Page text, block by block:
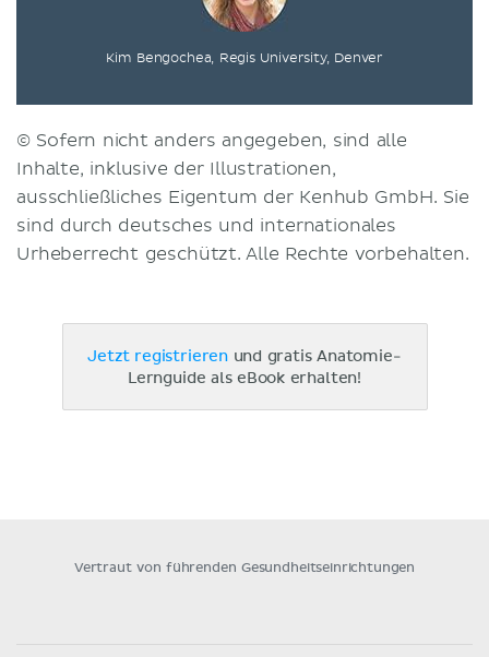
Kim Bengochea, Regis University, Denver
© Sofern nicht anders angegeben, sind alle
Inhalte, inklusive der Illustrationen,
ausschließliches Eigentum der Kenhub GmbH. Sie
sind durch deutsches und internationales
Urheberrecht geschützt. Alle Rechte vorbehalten.
Jetzt registrieren und gratis Anatomie-
Lernguide als eBook erhalten!
Vertraut von führenden Gesundheitseinrichtungen